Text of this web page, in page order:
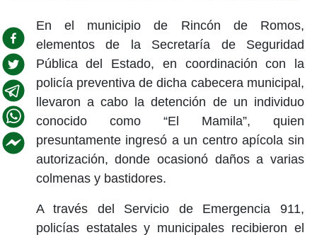
En el municipio de Rincón de Romos,
elementos de la Secretaría de Seguridad
Pública del Estado, en coordinación con la
policía preventiva de dicha cabecera municipal,
llevaron a cabo la detención de un individuo
conocido como “El Mamila”, quien
presuntamente ingresó a un centro apícola sin
autorización, donde ocasionó daños a varias
colmenas y bastidores.
A través del Servicio de Emergencia 911,
policías estatales y municipales recibieron el